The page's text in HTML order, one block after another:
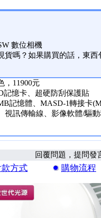
數位相機
貨嗎？如果購買的話，東
，11900元
記憶卡、超硬防刮保護貼
記憶體、MASD-1轉接卡
視訊傳輸線、影像軟體/驅
回覆問題，提問
方式 購物流程